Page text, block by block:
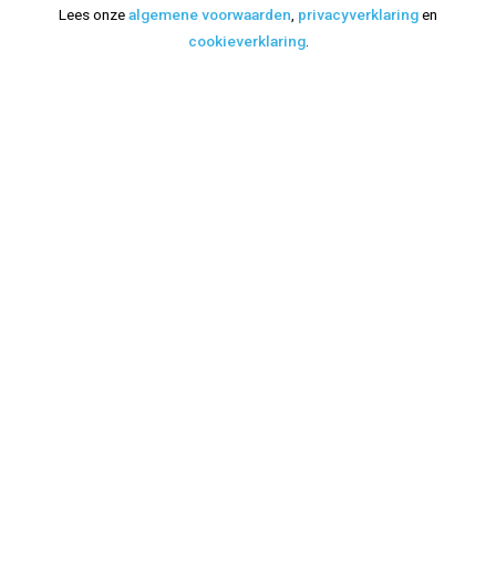
Lees onzealgemene voorwaarden, privacyverklaringen
cookieverklaring.